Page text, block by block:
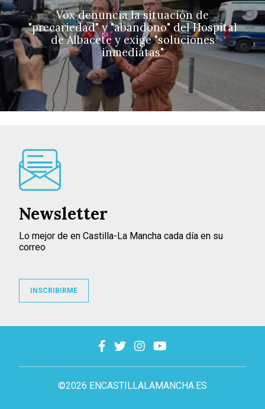
Vox denuncia la situación de
"precariedad" y "abandono" del Hospital
de Albacete y exige "soluciones
inmediatas"
©2026 ENCASTILLALAMANCHA.ES
Newsletter
Lo mejor de en Castilla-La Mancha cada día en su
correo
INSCRIBIRME